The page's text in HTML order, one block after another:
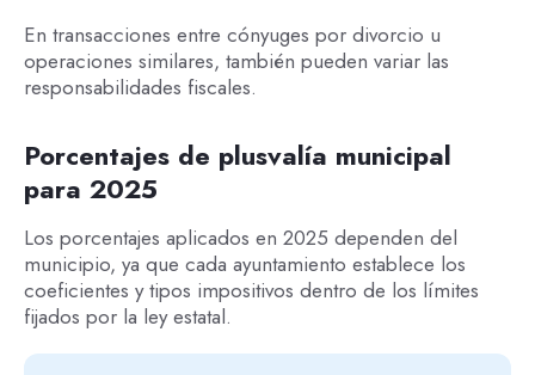
En transacciones entre cónyuges por divorcio u
operaciones similares, también pueden variar las
responsabilidades fiscales.
Porcentajes de plusvalía municipal
para 2025
Los porcentajes aplicados en 2025 dependen del
municipio, ya que cada ayuntamiento establece los
coeficientes y tipos impositivos dentro de los límites
fijados por la ley estatal.